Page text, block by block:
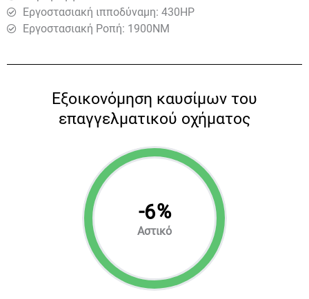
Εργοστασιακή ιπποδύναμη: 430HP
Εργοστασιακή Ροπή: 1900ΝΜ
Eξοικονόμηση καυσίμων του
επαγγελματικού οχήματος
-6%
Αστικό